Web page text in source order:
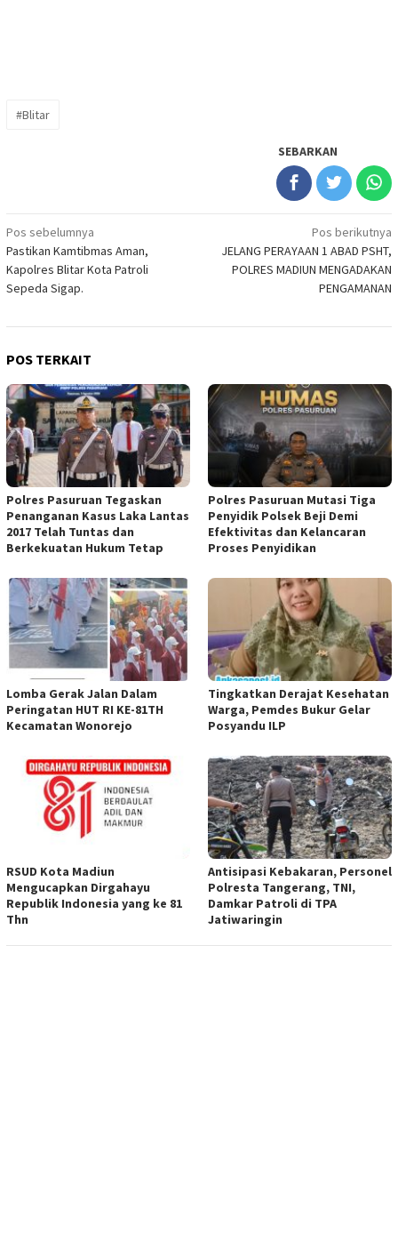
#Blitar
SEBARKAN
Navigasi
pos
Pos sebelumnya
Pastikan Kamtibmas Aman,
Kapolres Blitar Kota Patroli
Sepeda Sigap.
Pos berikutnya
JELANG PERAYAAN 1 ABAD PSHT,
POLRES MADIUN MENGADAKAN
PENGAMANAN
POS TERKAIT
Polres Pasuruan Tegaskan
Penanganan Kasus Laka Lantas
2017 Telah Tuntas dan
Berkekuatan Hukum Tetap
Polres Pasuruan Mutasi Tiga
Penyidik Polsek Beji Demi
Efektivitas dan Kelancaran
Proses Penyidikan
Lomba Gerak Jalan Dalam
Peringatan HUT RI KE-81TH
Kecamatan Wonorejo
Tingkatkan Derajat Kesehatan
Warga, Pemdes Bukur Gelar
Posyandu ILP
RSUD Kota Madiun
Mengucapkan Dirgahayu
Republik Indonesia yang ke 81
Thn
Antisipasi Kebakaran, Personel
Polresta Tangerang, TNI,
Damkar Patroli di TPA
Jatiwaringin